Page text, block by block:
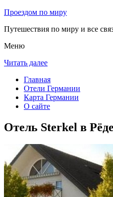
Проездом по миру
Путешествия по миру и все
Меню
Читать далее
Главная
Отели Германии
Карта Германии
О сайте
Отель Sterkel в